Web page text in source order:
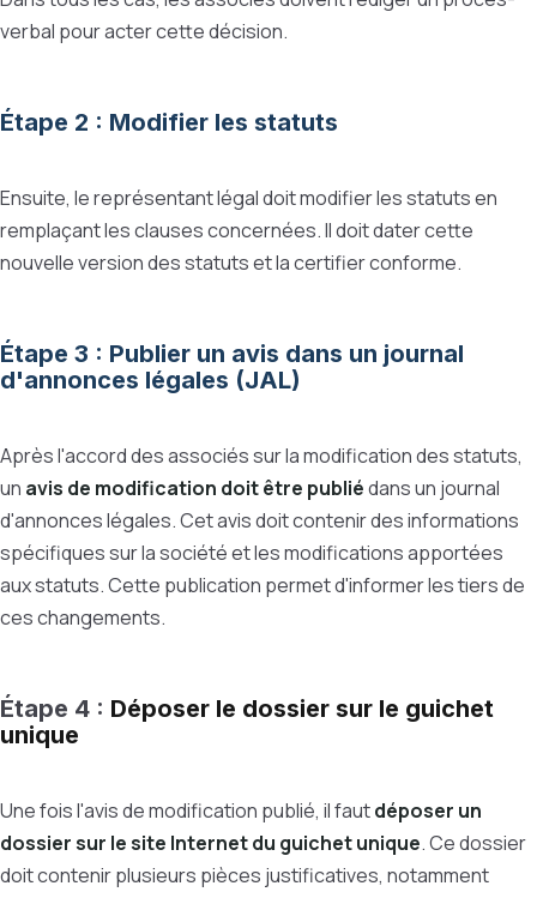
verbal pour acter cette décision.
Étape 2 : Modifier les statuts
Ensuite, le représentant légal doit modifier les statuts en
remplaçant les clauses concernées. Il doit dater cette
nouvelle version des statuts et la certifier conforme.
Étape 3 : Publier un avis dans un journal
d'annonces légales (JAL)
Après l'accord des associés sur la modification des statuts,
un avis de modification doit être publiédans un journal
d'annonces légales. Cet avis doit contenir des informations
spécifiques sur la société et les modifications apportées
aux statuts. Cette publication permet d'informer les tiers de
ces changements.
Étape 4 : Déposer le dossier sur le guichet
unique
Une fois l'avis de modification publié, il fautdéposer un
dossier sur le site Internet du guichet unique. Ce dossier
doit contenir plusieurs pièces justificatives, notamment